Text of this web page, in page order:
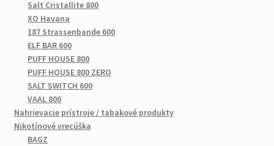
Salt Cristallite 800
XO Havana
187 Strassenbande 600
ELF BAR 600
PUFF HOUSE 800
PUFF HOUSE 800 ZERO
SALT SWITCH 600
VAAL 800
Nahrievacie prístroje / tabakové produkty
Nikotínové vrecúška
BAGZ